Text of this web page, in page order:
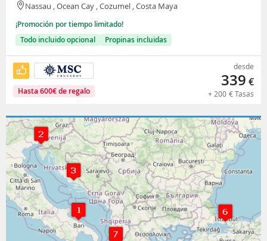
Nassau , Ocean Cay , Cozumel , Costa Maya
¡Promoción por tiempo limitado!
Todo incluido opcional
Propinas incluidas
Hasta 600€de regalo
desde
339 €
+ 200 €Tasas